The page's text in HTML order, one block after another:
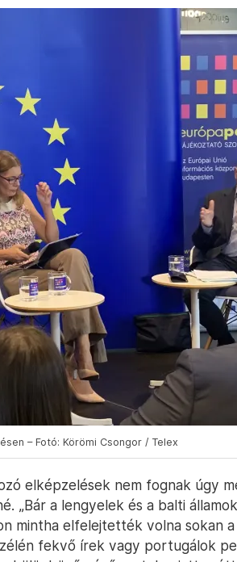
– Fotó: Körömi Csongor / Telex
elképzelések nem fognak úgy
„Bár a lengyelek és a balti
mintha elfelejtették volna sokan
fekvő írek vagy portugálok